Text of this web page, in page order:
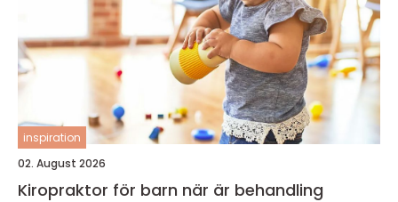
inspiration
02. August 2026
Kiropraktor för barn när är behandling